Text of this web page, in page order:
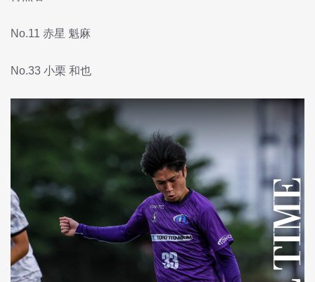
No.11 赤星 魁麻
No.33 小栗 和也